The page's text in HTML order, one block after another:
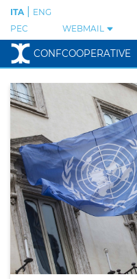
PEC WEBMAIL
ITA ENG
CONFCOOPERATIVE